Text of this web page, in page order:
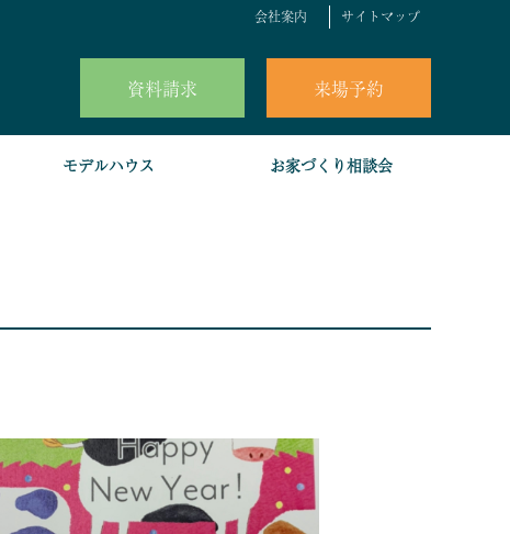
サイトマップ
会社案内
来場予約
資料請求
モデルハウス お家づくり相談会